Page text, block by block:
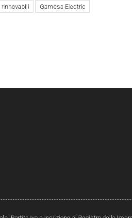
rinnovabili Gamesa Electric